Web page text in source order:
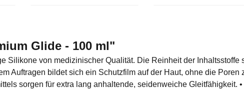
Glide - 100 ml"
Silikone von medizinischer Qualität. Die Reinheit der Inhaltsstoffe
Auftragen bildet sich ein Schutzfilm auf der Haut, ohne die Poren
sorgen für extra lang anhaltende, seidenweiche Gleitfähigkeit.